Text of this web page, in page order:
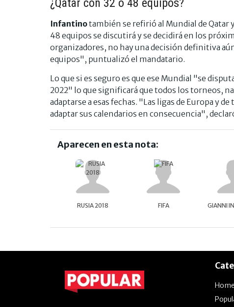
¿Qatar con 32 o 48 equipos?
Infantinotambién se refirió al Mundial de Qatar
48 equipos se discutirá y se decidirá en los
organizadores, no hay una decisión definitiva
equipos", puntualizó el mandatario.
Lo que si es seguro es que ese Mundial "se
2022" lo que significará que todos los torneos,
adaptarse a esas fechas. "Las ligas de Europa y
adaptar sus calendarios en consecuencia",
Aparecen en esta nota:
RUSIA 2018 FIFA GIANNI
Home